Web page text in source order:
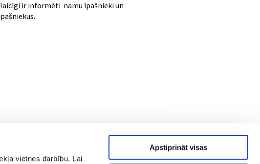
vietnes darbību. Lai
Apstiprināt visas
ir informēti namu īpašnieki un